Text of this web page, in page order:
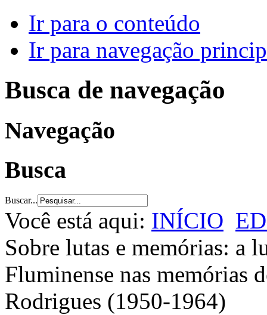
Ir para o conteúdo
Ir para navegação
Busca de navegação
Navegação
Busca
Buscar...
Você está aqui: INÍCIO
Sobre lutas e memórias: a
Fluminense nas memórias
Rodrigues (1950-1964)